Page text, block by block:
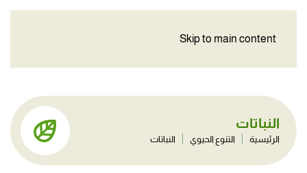
Skip to main content
النباتات
الرئيسية التنوع الحيوي النباتات